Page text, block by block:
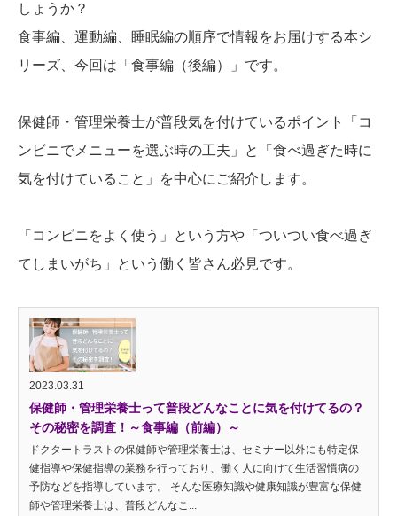
しょうか？
食事編、運動編、睡眠編の順序で情報をお届けする本シ
リーズ、今回は「食事編（後編）」です。
保健師・管理栄養士が普段気を付けているポイント「コ
ンビニでメニューを選ぶ時の工夫」と「食べ過ぎた時に
気を付けていること」を中心にご紹介します。
「コンビニをよく使う」という方や「ついつい食べ過ぎ
てしまいがち」という働く皆さん必見です。
2023.03.31
保健師・管理栄養士って普段どんなことに気を付けてるの？
その秘密を調査！～食事編（前編）～
ドクタートラストの保健師や管理栄養士は、セミナー以外にも特定保
健指導や保健指導の業務を行っており、働く人に向けて生活習慣病の
予防などを指導しています。 そんな医療知識や健康知識が豊富な保健
師や管理栄養士は、普段どんなこ...